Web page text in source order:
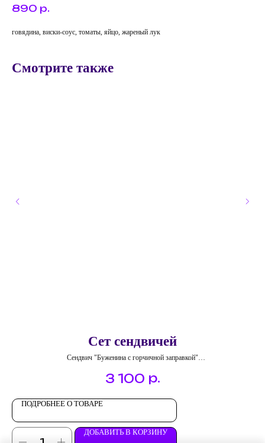
890 р.
говядина, виски-соус, томаты, яйцо, жареный лук
Смотрите также
Сет сендвичей
Сендвич "Буженина с горчичной заправкой"
Сендвич "Яйцо-скрембл с беконом"
Сендвич "Куриная грудка с овощами"
3 100 р.
ПОДРОБНЕЕ О ТОВАРЕ
ДОБАВИТЬ В КОРЗИНУ